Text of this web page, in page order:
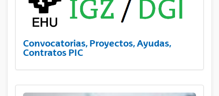
Convocatorias, Proyectos, Ayudas,
Contratos PIC